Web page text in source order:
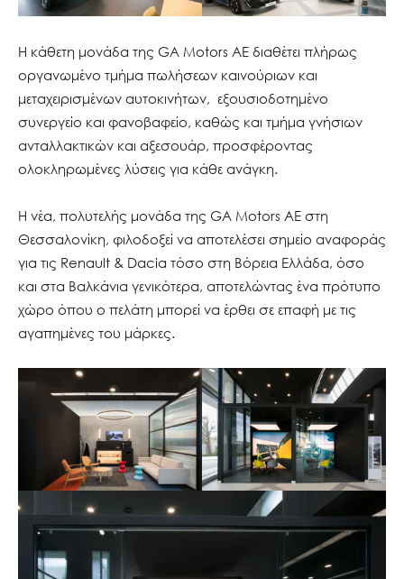
Η κάθετη μονάδα της GA Motors ΑΕ διαθέτει πλήρως
οργανωμένο τμήμα πωλήσεων καινούριων και
μεταχειρισμένων αυτοκινήτων, εξουσιοδοτημένο
συνεργείο και φανοβαφείο, καθώς και τμήμα γνήσιων
ανταλλακτικών και αξεσουάρ, προσφέροντας
ολοκληρωμένες λύσεις για κάθε ανάγκη.
Η νέα, πολυτελής μονάδα της GA Motors ΑΕ στη
Θεσσαλονίκη, φιλοδοξεί να αποτελέσει σημείο αναφοράς
για τις Renault & Dacia τόσο στη Βόρεια Ελλάδα, όσο
και στα Βαλκάνια γενικότερα, αποτελώντας ένα πρότυπο
χώρο όπου ο πελάτη μπορεί να έρθει σε επαφή με τις
αγαπημένες του μάρκες.